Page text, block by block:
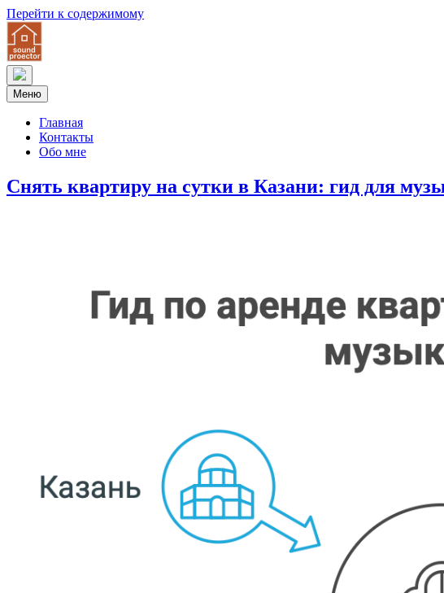
Перейти к содержимому
Меню
Главная
Контакты
Обо мне
Снять квартиру на сутки в Казани: гид для